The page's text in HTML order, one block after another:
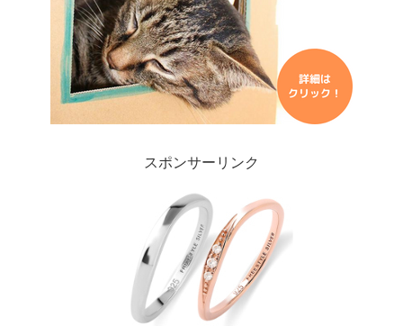
スポンサーリンク